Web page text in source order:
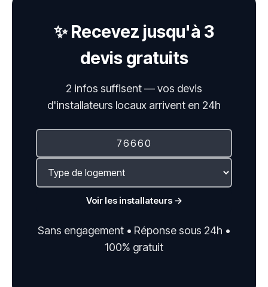
✨ Recevez jusqu'à 3
devis gratuits
2 infos suffisent — vos devis
d'installateurs locaux arrivent en 24h
Voir les installateurs →
Sans engagement • Réponse sous 24h •
100% gratuit